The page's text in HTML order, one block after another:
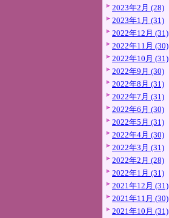
2023年2月 (28)
2023年1月 (31)
2022年12月 (31)
2022年11月 (30)
2022年10月 (31)
2022年9月 (30)
2022年8月 (31)
2022年7月 (31)
2022年6月 (30)
2022年5月 (31)
2022年4月 (30)
2022年3月 (31)
2022年2月 (28)
2022年1月 (31)
2021年12月 (31)
2021年11月 (30)
2021年10月 (31)